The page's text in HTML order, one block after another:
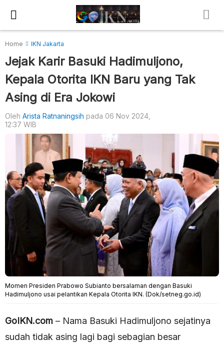
Home IKN Jakarta
Jejak Karir Basuki Hadimuljono,
Kepala Otorita IKN Baru yang Tak
Asing di Era Jokowi
Oleh Arista Ratnaningsih pada 06 Nov 2024,
12:37 WIB
Momen Presiden Prabowo Subianto bersalaman dengan Basuki
Hadimuljono usai pelantikan Kepala Otorita IKN. (Dok/setneg.go.id)
GoIKN.com – Nama Basuki Hadimuljono sejatinya
sudah tidak asing lagi bagi sebagian besar